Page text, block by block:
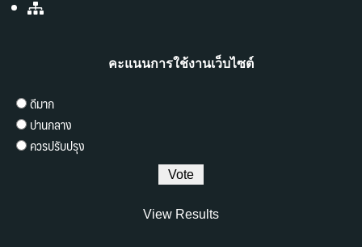
คะแนนการใช้งานเว็บไซต์
ดีมาก
ปานกลาง
ควรปรับปรุง
View Results